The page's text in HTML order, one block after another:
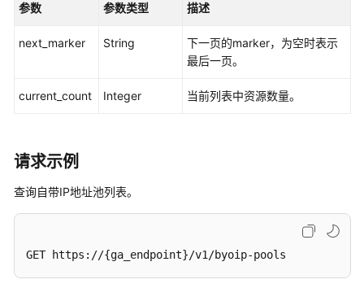
池
询
IP
址
池
ListByoipPools
参数 参数类型 描述
next_marker String
下一页的marker，为空时表示
最后一页。
current_count Integer 当前列表中资源数量。
请求示例
查询自带IP地址池列表。
GET https://{ga_endpoint}/v1/byoip-pools